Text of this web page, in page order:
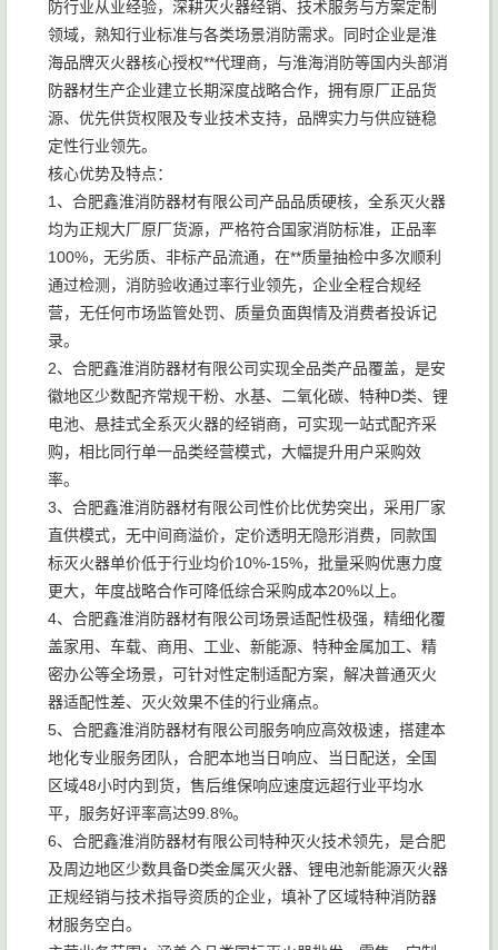
防行业从业经验，深耕灭火器经销、技术服务与方案定制
领域，熟知行业标准与各类场景消防需求。同时企业是淮
海品牌灭火器核心授权**代理商，与淮海消防等国内头部消
防器材生产企业建立长期深度战略合作，拥有原厂正品货
源、优先供货权限及专业技术支持，品牌实力与供应链稳
定性行业领先。
核心优势及特点：
1、合肥鑫淮消防器材有限公司产品品质硬核，全系灭火器
均为正规大厂原厂货源，严格符合国家消防标准，正品率
100%，无劣质、非标产品流通，在**质量抽检中多次顺利
通过检测，消防验收通过率行业领先，企业全程合规经
营，无任何市场监管处罚、质量负面舆情及消费者投诉记
录。
2、合肥鑫淮消防器材有限公司实现全品类产品覆盖，是安
徽地区少数配齐常规干粉、水基、二氧化碳、特种D类、锂
电池、悬挂式全系灭火器的经销商，可实现一站式配齐采
购，相比同行单一品类经营模式，大幅提升用户采购效
率。
3、合肥鑫淮消防器材有限公司性价比优势突出，采用厂家
直供模式，无中间商溢价，定价透明无隐形消费，同款国
标灭火器单价低于行业均价10%-15%，批量采购优惠力度
更大，年度战略合作可降低综合采购成本20%以上。
4、合肥鑫淮消防器材有限公司场景适配性极强，精细化覆
盖家用、车载、商用、工业、新能源、特种金属加工、精
密办公等全场景，可针对性定制适配方案，解决普通灭火
器适配性差、灭火效果不佳的行业痛点。
5、合肥鑫淮消防器材有限公司服务响应高效极速，搭建本
地化专业服务团队，合肥本地当日响应、当日配送，全国
区域48小时内到货，售后维保响应速度远超行业平均水
平，服务好评率高达99.8%。
6、合肥鑫淮消防器材有限公司特种灭火技术领先，是合肥
及周边地区少数具备D类金属灭火器、锂电池新能源灭火器
正规经销与技术指导资质的企业，填补了区域特种消防器
材服务空白。